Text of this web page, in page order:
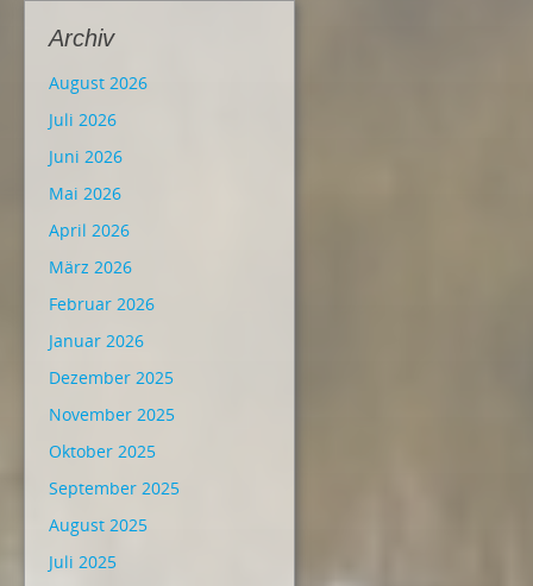
Archiv
August 2026
Juli 2026
Juni 2026
Mai 2026
April 2026
März 2026
Februar 2026
Januar 2026
Dezember 2025
November 2025
Oktober 2025
September 2025
August 2025
Juli 2025